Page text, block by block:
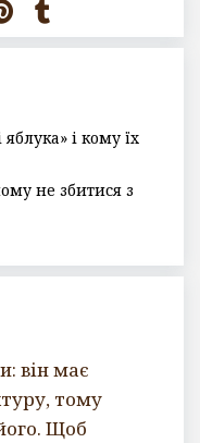
і кому їх
не збитися з
він має
тому
Щоб